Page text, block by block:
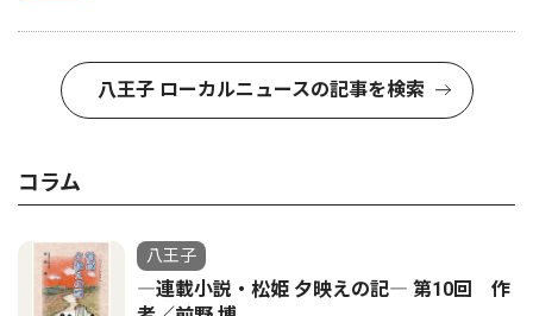
八王子 ローカルニュースの記事を検索
コラム
八王子
―連載小説・松姫 夕映えの記― 第10回 作